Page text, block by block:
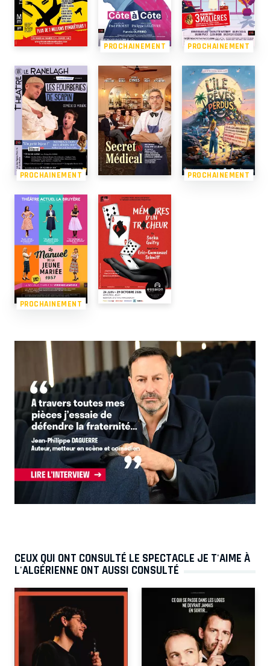
PROCHAINEMENT PROCHAINEMENT
PROCHAINEMENT PROCHAINEMENT
PROCHAINEMENT
CEUX QUI ONT CONSULTÉ LE SPECTACLE JE T'AIME À
L'ALGÉRIENNE ONT AUSSI CONSULTÉ